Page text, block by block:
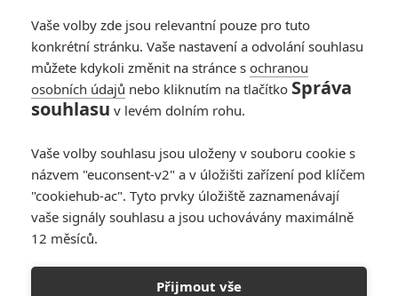
se rozhodne vyšetřit smrt
manželky na vlastní pěst. Důkazy
ukazují na zločin z vášně. Proto
se Quayle pronásledovaný
výčitkami a pověstmi o nevěrách
své zesnulé ženy vydává po
muset riskovat vlastní život a projít tři kontinenty, aby odkryl pravdu.
Díky přístupu k diplomatickým tajemstvím začne postupně
odhalovat spiknutí, které je mnohem rozsáhlejší, než by si kdy
dokázal představit...
Obsazení filmu Nepohodlný
Vaše volby zde jsou relevantní pouze pro tuto
konkrétní stránku. Vaše nastavení a odvolání souhlasu
můžete kdykoli změnit na stránce s ochranou
osobních údajů nebo kliknutím na tlačítko Správa
souhlasu v levém dolním rohu.
Vaše volby souhlasu jsou uloženy v souboru cookie s
názvem "euconsent-v2" a v úložišti zařízení pod klíčem
"cookiehub-ac". Tyto prvky úložiště zaznamenávají
vaše signály souhlasu a jsou uchovávány maximálně
12 měsíců.
Přijmout vše